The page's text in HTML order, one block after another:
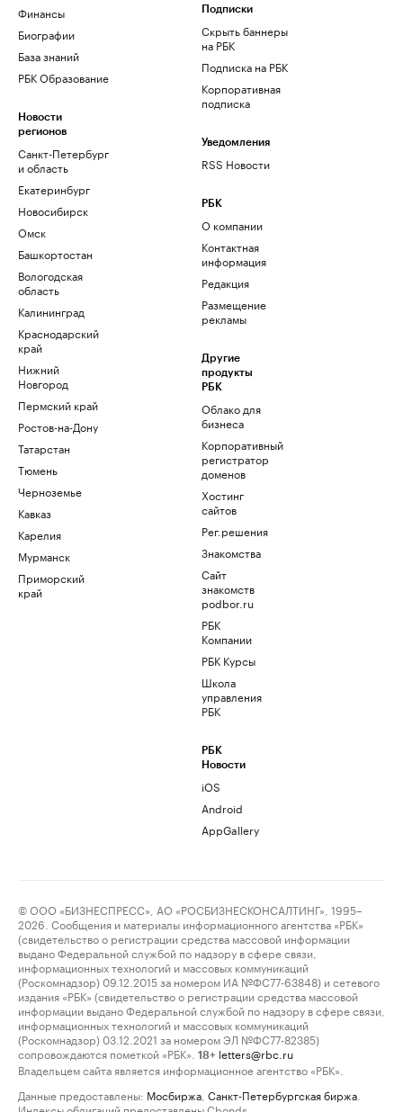
Финансы
Биографии
База знаний
РБК Образование
Новости
регионов
Санкт-Петербург
и область
Екатеринбург
Новосибирск
Омск
Башкортостан
Вологодская
область
Калининград
Краснодарский
край
Нижний
Новгород
Пермский край
Ростов-на-Дону
Татарстан
Тюмень
Черноземье
Кавказ
Карелия
Мурманск
Приморский
край
Подписки
Скрыть баннеры
на РБК
Подписка на РБК
Корпоративная
подписка
Уведомления
RSS Новости
РБК
О компании
Контактная
информация
Редакция
Размещение
рекламы
Другие
продукты
РБК
Облако для
бизнеса
Корпоративный
регистратор
доменов
Хостинг
сайтов
Рег.решения
Знакомства
Сайт
знакомств
podbor.ru
РБК
Компании
РБК Курсы
Школа
управления
РБК
РБК
Новости
iOS
Android
AppGallery
© ООО «БИЗНЕСПРЕСС», АО «РОСБИЗНЕСКОНСАЛТИНГ», 1995–
2026. Сообщения и материалы информационного агентства «РБК»
(свидетельство о регистрации средства массовой информации
выдано Федеральной службой по надзору в сфере связи,
информационных технологий и массовых коммуникаций
(Роскомнадзор) 09.12.2015 за номером ИА №ФС77-63848) и сетевого
издания «РБК» (свидетельство о регистрации средства массовой
информации выдано Федеральной службой по надзору в сфере связи,
информационных технологий и массовых коммуникаций
(Роскомнадзор) 03.12.2021 за номером ЭЛ №ФС77-82385)
сопровождаются пометкой «РБК».
18+ letters@rbc.ru
Владельцем сайта является информационное агентство «РБК».
Данные предоставлены: Мосбиржа Санкт-Петербургская биржа